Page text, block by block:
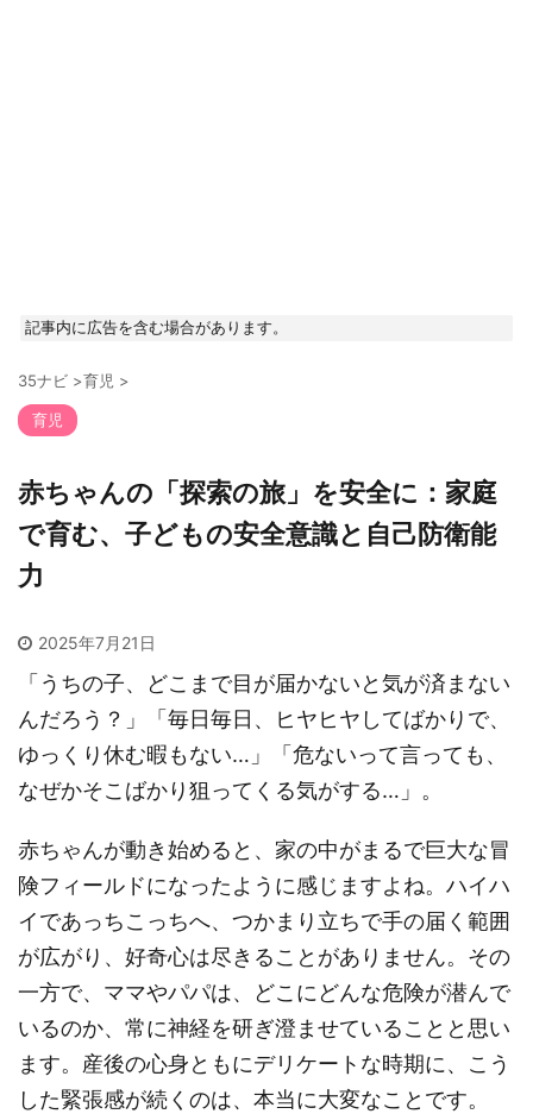
記事内に広告を含む場合があります。
35ナビ >育児 >
育児
赤ちゃんの「探索の旅」を安全に：家庭
で育む、子どもの安全意識と自己防衛能
力
2025年7月21日
「うちの子、どこまで目が届かないと気が済まない
んだろう？」「毎日毎日、ヒヤヒヤしてばかりで、
ゆっくり休む暇もない…」「危ないって言っても、
なぜかそこばかり狙ってくる気がする…」。
赤ちゃんが動き始めると、家の中がまるで巨大な冒
険フィールドになったように感じますよね。ハイハ
イであっちこっちへ、つかまり立ちで手の届く範囲
が広がり、好奇心は尽きることがありません。その
一方で、ママやパパは、どこにどんな危険が潜んで
いるのか、常に神経を研ぎ澄ませていることと思い
ます。産後の心身ともにデリケートな時期に、こう
した緊張感が続くのは、本当に大変なことです。